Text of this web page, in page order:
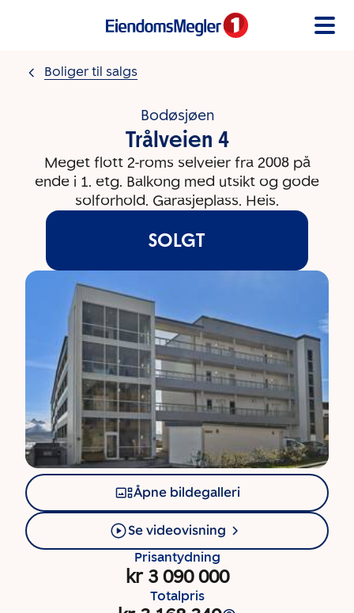
Boliger til salgs
Bodøsjøen
Trålveien 4
Meget flott 2-roms selveier fra 2008 på
ende i 1. etg. Balkong med utsikt og gode
solforhold. Garasjeplass. Heis.
SOLGT
Åpne bildegalleri
Se videovisning
Prisantydning
kr 3 090 000
Totalpris